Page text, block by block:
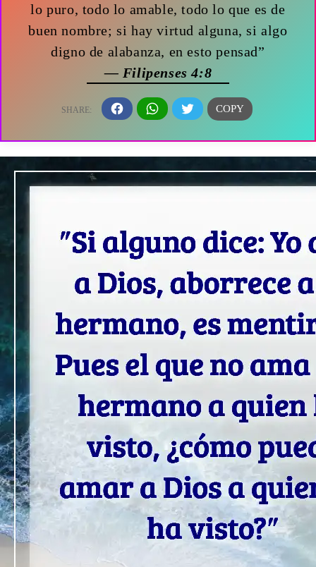
lo puro, todo lo amable, todo lo que es de
buen nombre; si hay virtud alguna, si algo
digno de alabanza, en esto pensad”
— Filipenses 4:8